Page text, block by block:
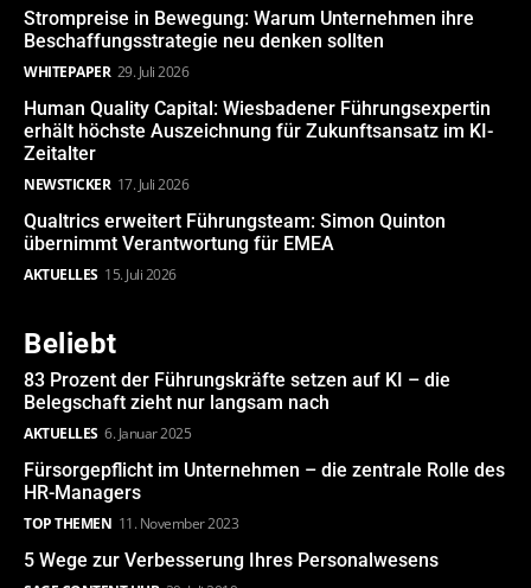
Strompreise in Bewegung: Warum Unternehmen ihre
Beschaffungsstrategie neu denken sollten
WHITEPAPER 29. Juli 2026
Human Quality Capital: Wiesbadener Führungsexpertin
erhält höchste Auszeichnung für Zukunftsansatz im KI-
Zeitalter
NEWSTICKER 17. Juli 2026
Qualtrics erweitert Führungsteam: Simon Quinton
übernimmt Verantwortung für EMEA
AKTUELLES 15. Juli 2026
Beliebt
83 Prozent der Führungskräfte setzen auf KI – die
Belegschaft zieht nur langsam nach
AKTUELLES 6. Januar 2025
Fürsorgepflicht im Unternehmen – die zentrale Rolle des
HR-Managers
TOP THEMEN 11. November 2023
5 Wege zur Verbesserung Ihres Personalwesens